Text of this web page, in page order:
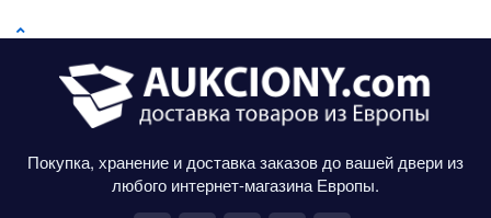
Покупка, хранение и доставка заказов до вашей двери из
любого интернет-магазина Европы.